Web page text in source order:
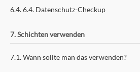
6.4. 6.4. Datenschutz-Checkup
7. Schichten verwenden
7.1. Wann sollte man das verwenden?